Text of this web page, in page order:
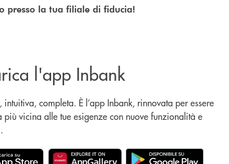
presso la tua filiale di fiducia!
l'app Inbank
intuitiva, completa. È l’app Inbank, rinnovata per essere
più vicina alle tue esigenze con nuove funzionalità e